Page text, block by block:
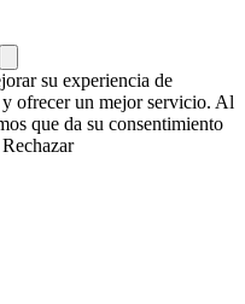
su experiencia de
y ofrecer un mejor servicio. Al
que da su consentimiento
Rechazar